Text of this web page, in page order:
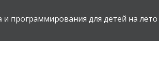
программирования для детей на лето